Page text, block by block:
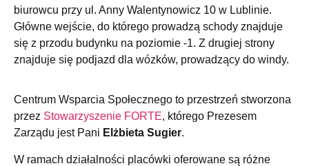
biurowcu przy ul. Anny Walentynowicz 10 w Lublinie.
Główne wejście, do którego prowadzą schody znajduje
się z przodu budynku na poziomie -1. Z drugiej strony
znajduje się podjazd dla wózków, prowadzący do windy.
Centrum Wsparcia Społecznego to przestrzeń stworzona
przez Stowarzyszenie FORTE, którego Prezesem
Zarządu jest Pani Elżbieta Sugier.
W ramach działalności placówki oferowane są różne